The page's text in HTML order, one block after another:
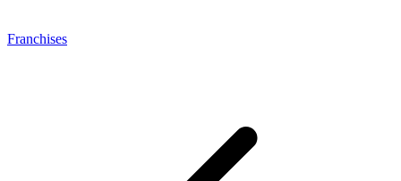
Franchises